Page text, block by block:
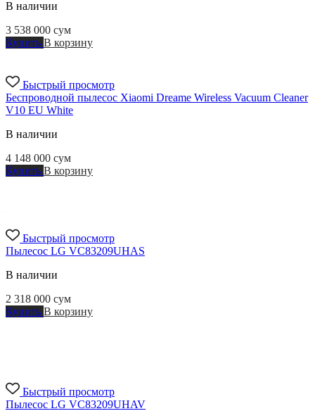
В наличии
3 538 000 сум
Купить В корзину
Быстрый просмотр
Беспроводной пылесос Xiaomi Dreame Wireless Vacuum Cleaner
V10 EU White
В наличии
4 148 000 сум
Купить В корзину
Быстрый просмотр
Пылесос LG VC83209UHAS
В наличии
2 318 000 сум
Купить В корзину
Быстрый просмотр
Пылесос LG VC83209UHAV